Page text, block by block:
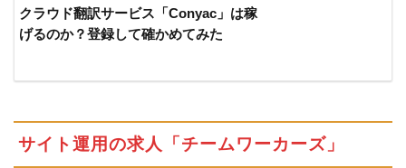
クラウド翻訳サービス「Conyac」は稼
げるのか？登録して確かめてみた
サイト運用の求人「チームワーカーズ」